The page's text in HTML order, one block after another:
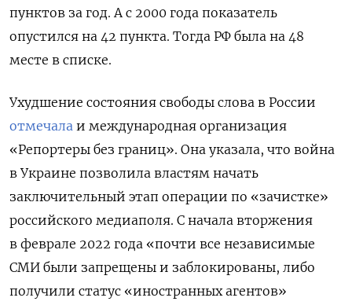
пунктов за год. А с 2000 года показатель
опустился на 42 пункта. Тогда РФ была на 48
месте в списке.
Ухудшение состояния свободы слова в России
отмечала и международная организация
«Репортеры без границ». Она указала, что война
в Украине позволила властям начать
заключительный этап операции по «зачистке»
российского медиаполя. С начала вторжения
в феврале 2022 года «почти все независимые
СМИ были запрещены и заблокированы, либо
получили статус «иностранных агентов»